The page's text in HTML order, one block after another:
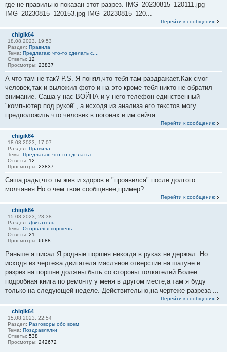
где не правильно показан этот разрез. IMG_20230815_120111.jpg
IMG_20230815_120153.jpg IMG_20230815_120...
Перейти к сообщению
chigik64
18.08.2023, 19:53
Раздел: Правила
Тема: Предлагаю что-то сделать с....
Ответы: 12
Просмотры: 23837
А что там не так? P.S. Я понял,что тебя там раздражает.Как смог
человек,так и выложил фото и на это кроме тебя никто не обратил
внимание. Саша у нас ВОЙНА и у него телефон единственный
"компьютер под рукой", а исходя из анализа его текстов могу
предположить что человек в погонах и им сейча...
Перейти к сообщению
chigik64
18.08.2023, 17:07
Раздел: Правила
Тема: Предлагаю что-то сделать с....
Ответы: 12
Просмотры: 23837
Саша,рады,что ты жив и здоров и "проявился" после долгого
молчания.Но о чем твое сообщение,пример?
Перейти к сообщению
chigik64
15.08.2023, 23:38
Раздел: Двигатель
Тема: Оторвался поршень.
Ответы: 21
Просмотры: 6688
Раньше я писал Я родные поршня никогда в руках не держал. Но
исходя из чертежа двигателя масляное отверстие на шатуне и
разрез на поршне должны быть со стороны толкателей.Более
подробная книга по ремонту у меня в другом месте,а там я буду
только на следующей неделе. Действительно,на чертеже разреза ...
Перейти к сообщению
chigik64
15.08.2023, 22:54
Раздел: Разговоры обо всем
Тема: Поздравлялки
Ответы: 538
Просмотры: 242672